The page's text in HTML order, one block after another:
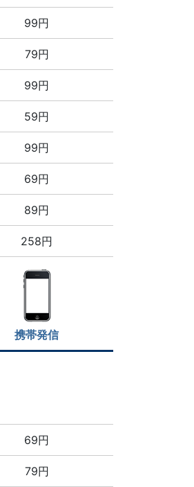
99円
79円
99円
59円
99円
69円
89円
258円
携帯発信
69円
79円